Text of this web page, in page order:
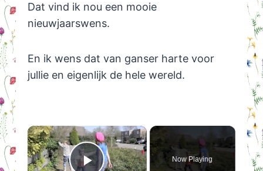
Dat vind ik nou een mooie
nieuwjaarswens.
En ik wens dat van ganser harte voor
jullie en eigenlijk de hele wereld.
×
Now Playing